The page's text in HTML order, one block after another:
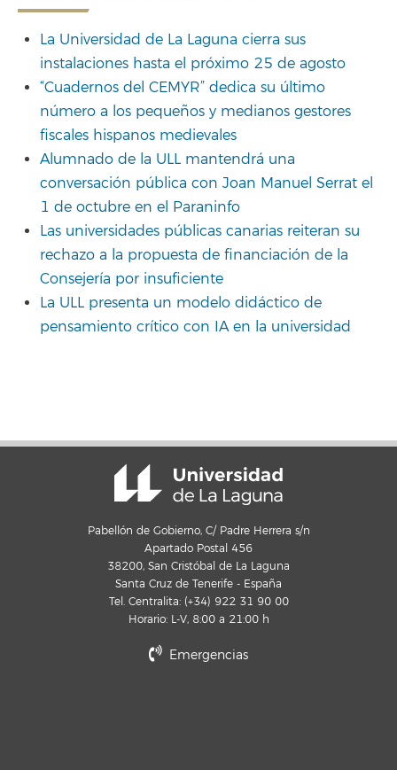
La Universidad de La Laguna cierra sus
instalaciones hasta el próximo 25 de agosto
“Cuadernos del CEMYR” dedica su último
número a los pequeños y medianos gestores
fiscales hispanos medievales
Alumnado de la ULL mantendrá una
conversación pública con Joan Manuel Serrat el
1 de octubre en el Paraninfo
Las universidades públicas canarias reiteran su
rechazo a la propuesta de financiación de la
Consejería por insuficiente
La ULL presenta un modelo didáctico de
pensamiento crítico con IA en la universidad
Pabellón de Gobierno, C/ Padre Herrera s/n
Apartado Postal 456
38200, San Cristóbal de La Laguna
Santa Cruz de Tenerife - España
Tel. Centralita: (+34) 922 31 90 00
Horario: L-V, 8:00 a 21:00 h
Emergencias